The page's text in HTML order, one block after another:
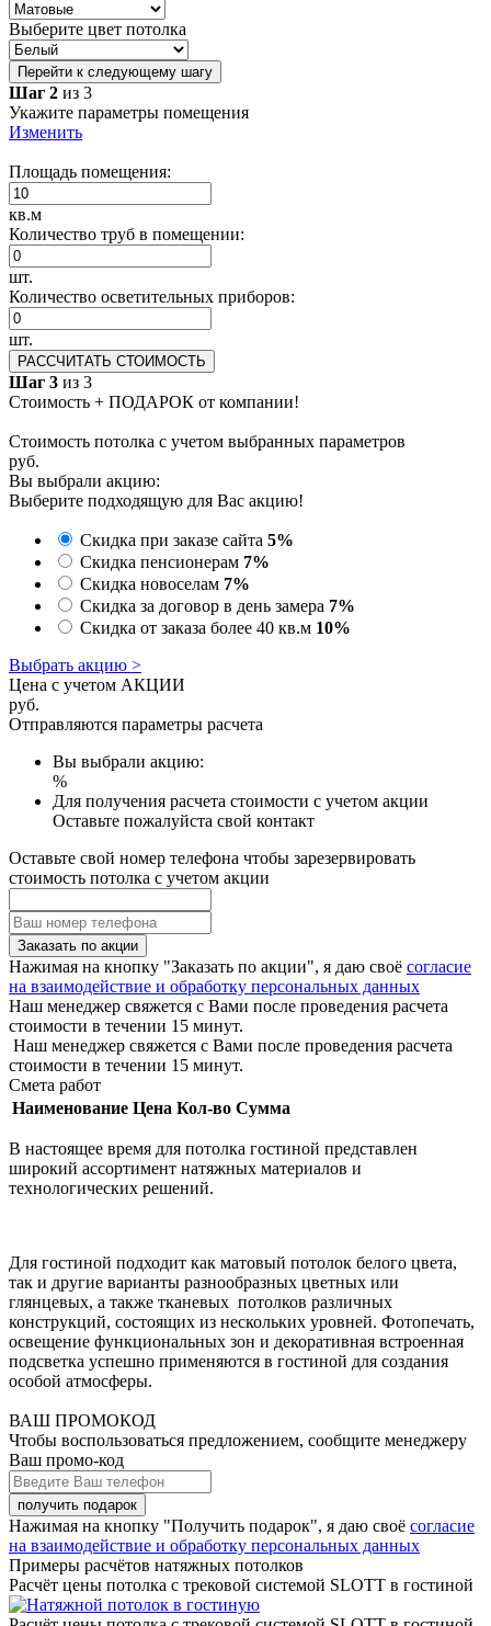
Выберите цвет потолка
Перейти к следующему шагу
Шаг 2 из 3
Укажите параметры помещения
Изменить
Площадь помещения:
кв.м
Количество труб в помещении:
шт.
Количество осветительных приборов:
шт.
РАССЧИТАТЬ СТОИМОСТЬ
Шаг 3 из 3
Стоимость + ПОДАРОК от компании!
Стоимость потолка с учетом выбранных параметров
руб.
Вы выбрали акцию:
Выберите подходящую для Вас акцию!
Скидка при заказе сайта 5%
Скидка пенсионерам 7%
Скидка новоселам 7%
Скидка за договор в день замера 7%
Скидка от заказа более 40 кв.м 10%
Выбрать акцию >
Цена с учетом АКЦИИ
руб.
Отправляются параметры расчета
Вы выбрали акцию:
%
Для получения расчета стоимости с учетом акции
Оставьте пожалуйста свой контакт
Оставьте свой номер телефона чтобы зарезервировать
стоимость потолка с учетом акции
Заказать по акции
Нажимая на кнопку "Заказать по акции", я даю своё согласие
на взаимодействие и обработку персональных данных
Наш менеджер свяжется с Вами после проведения расчета
стоимости в течении 15 минут.
Наш менеджер свяжется с Вами после проведения расчета
стоимости в течении 15 минут.
Смета работ
Наименование Цена Кол-во Сумма
В настоящее время для потолка гостиной представлен
широкий ассортимент натяжных материалов и
технологических решений.
Для гостиной подходит как матовый потолок белого цвета,
так и другие варианты разнообразных цветных или
глянцевых, а также тканевых потолков различных
конструкций, состоящих из нескольких уровней. Фотопечать,
освещение функциональных зон и декоративная встроенная
подсветка успешно применяются в гостиной для создания
особой атмосферы.
ВАШ ПРОМОКОД
Чтобы воспользоваться предложением, сообщите менеджеру
Ваш промо-код
Нажимая на кнопку "Получить подарок", я даю своё согласие
на взаимодействие и обработку персональных данных
Примеры расчётов натяжных потолков
Расчёт цены потолка с трековой системой SLOTT в гостиной